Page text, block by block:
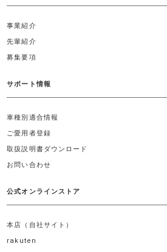
事業紹介
先輩紹介
募集要項
サポート情報
車種別適合情報
ご愛用者登録
取扱説明書ダウンロード
お問い合わせ
公式オンラインストア
本店（自社サイト）
rakuten